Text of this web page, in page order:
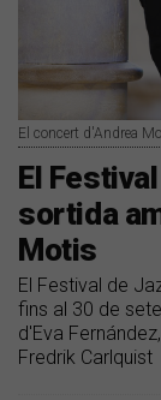
El concert d'Andrea
El
sortida
Motis
El Festival de
fins al 30 de
d'Eva
Fredrik Carlquist